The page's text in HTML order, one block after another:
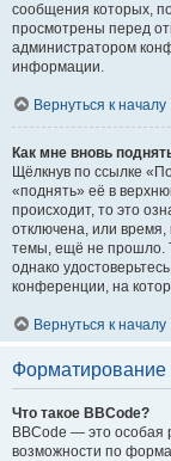
сообщения которых,
просмотрены перед
администратором
информации.
Вернуться к началу
Как мне вновь
Щёлкнув по ссылке
«поднять» её в
происходит, то это
отключена, или время,
темы, ещё не прошло.
однако
конференции, на
Вернуться к началу
Что такое BBCode?
BBCode — это особая
возможности по